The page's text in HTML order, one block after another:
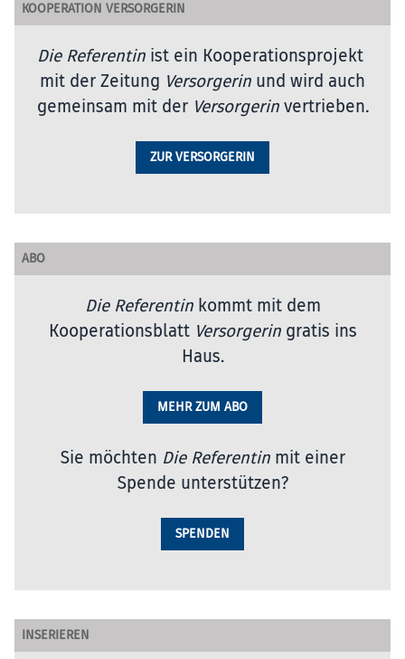
KOOPERATION VERSORGERIN
Die Referentin ist ein Kooperationsprojekt
mit der Zeitung Versorgerin und wird auch
gemeinsam mit der Versorgerinvertrieben.
ZUR VERSORGERIN
ABO
Die Referentinkommt mit dem
Kooperationsblatt Versorgeringratis ins
Haus.
MEHR ZUM ABO
Sie möchten Die Referentinmit einer
Spende unterstützen?
SPENDEN
INSERIEREN